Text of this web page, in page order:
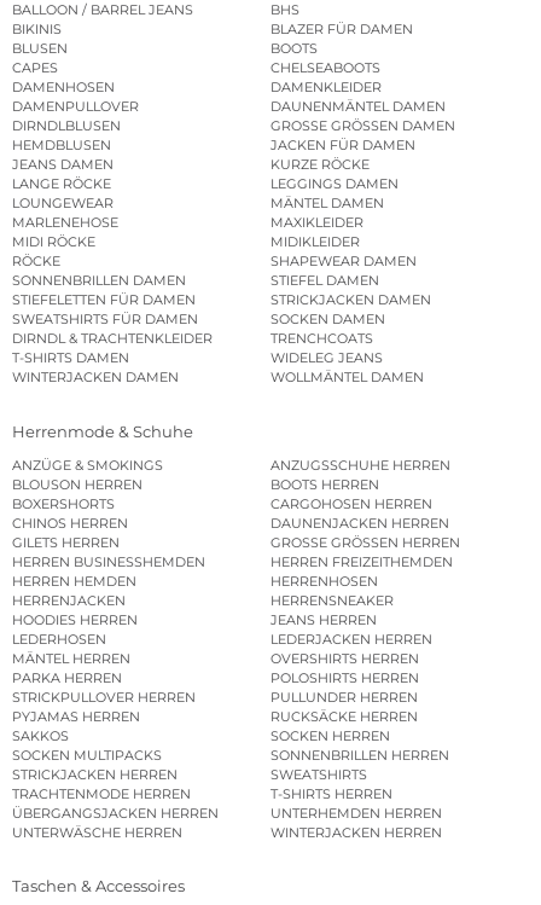
BALLOON / BARREL JEANS
BHS
BIKINIS
BLAZER FÜR DAMEN
BLUSEN
BOOTS
CAPES
CHELSEABOOTS
DAMENHOSEN
DAMENKLEIDER
DAMENPULLOVER
DAUNENMÄNTEL DAMEN
DIRNDLBLUSEN
GROSSE GRÖSSEN DAMEN
HEMDBLUSEN
JACKEN FÜR DAMEN
JEANS DAMEN
KURZE RÖCKE
LANGE RÖCKE
LEGGINGS DAMEN
LOUNGEWEAR
MÄNTEL DAMEN
MARLENEHOSE
MAXIKLEIDER
MIDI RÖCKE
MIDIKLEIDER
RÖCKE
SHAPEWEAR DAMEN
SONNENBRILLEN DAMEN
STIEFEL DAMEN
STIEFELETTEN FÜR DAMEN
STRICKJACKEN DAMEN
SWEATSHIRTS FÜR DAMEN
SOCKEN DAMEN
DIRNDL & TRACHTENKLEIDER
TRENCHCOATS
T-SHIRTS DAMEN
WIDELEG JEANS
WINTERJACKEN DAMEN
WOLLMÄNTEL DAMEN
Herrenmode & Schuhe
ANZÜGE & SMOKINGS
ANZUGSSCHUHE HERREN
BLOUSON HERREN
BOOTS HERREN
BOXERSHORTS
CARGOHOSEN HERREN
CHINOS HERREN
DAUNENJACKEN HERREN
GILETS HERREN
GROSSE GRÖSSEN HERREN
HERREN BUSINESSHEMDEN
HERREN FREIZEITHEMDEN
HERREN HEMDEN
HERRENHOSEN
HERRENJACKEN
HERRENSNEAKER
HOODIES HERREN
JEANS HERREN
LEDERHOSEN
LEDERJACKEN HERREN
MÄNTEL HERREN
OVERSHIRTS HERREN
PARKA HERREN
POLOSHIRTS HERREN
STRICKPULLOVER HERREN
PULLUNDER HERREN
PYJAMAS HERREN
RUCKSÄCKE HERREN
SAKKOS
SOCKEN HERREN
SOCKEN MULTIPACKS
SONNENBRILLEN HERREN
STRICKJACKEN HERREN
SWEATSHIRTS
TRACHTENMODE HERREN
T-SHIRTS HERREN
ÜBERGANGSJACKEN HERREN
UNTERHEMDEN HERREN
UNTERWÄSCHE HERREN
WINTERJACKEN HERREN
Taschen & Accessoires